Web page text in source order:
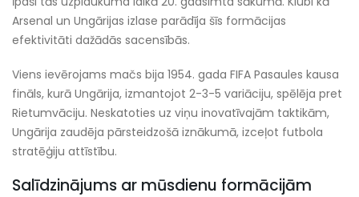
Arsenal un Ungārijas izlase parādīja šīs formācijas
efektivitāti dažādās sacensībās.
Viens ievērojams mačs bija 1954. gada FIFA Pasaules kausa
fināls, kurā Ungārija, izmantojot 2-3-5 variāciju, spēlēja pret
Rietumvāciju. Neskatoties uz viņu inovatīvajām taktikām,
Ungārija zaudēja pārsteidzošā iznākumā, izceļot futbola
stratēģiju attīstību.
Salīdzinājums ar mūsdienu formācijām